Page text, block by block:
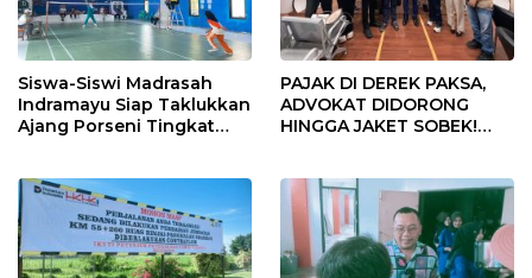
Siswa-Siswi Madrasah
Indramayu Siap Taklukkan
Ajang Porseni Tingkat
PAJAK DI DEREK PAKSA,
ADVOKAT DIDORONG
HINGGA JAKET SOBEK!
Pekanbaru!